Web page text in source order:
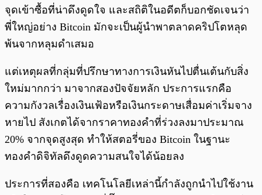
จุดเข้าซื้อที่น่าดึงดูดใจ และสถิติในอดีตก็บอกชัดเจนว่า
พี่ใหญ่อย่าง Bitcoin มักจะเป็นผู้นำพาตลาดคริปโตหลุด
พ้นจากหลุมดำเสมอ
แต่เหตุผลที่กลุ่มที่ปรึกษาทางการเงินหันไปตื่นเต้นกับสิ่ง
ใหม่มากกว่า มาจากสองปัจจัยหลัก ประการแรกคือ
ความกังวลเรื่องเงินเฟ้อหรือเงินกระดาษเสื่อมค่าเริ่มจาง
หายไป สังเกตได้จากราคาทองคำที่ร่วงลงมาประมาณ
20% จากจุดสูงสุด ทำให้สตอรี่ของ Bitcoin ในฐานะ
ทองคำดิจิทัลดึงดูดความสนใจได้น้อยลง
ประการที่สองคือ เทคโนโลยีเหล่านี้กำลังถูกนำไปใช้งาน